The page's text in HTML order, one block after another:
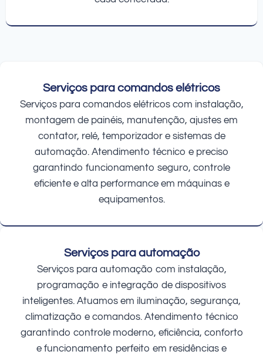
Serviços para comandos elétricos
Serviços para comandos elétricos com instalação,
montagem de painéis, manutenção, ajustes em
contator, relé, temporizador e sistemas de
automação. Atendimento técnico e preciso
garantindo funcionamento seguro, controle
eficiente e alta performance em máquinas e
equipamentos.
Serviços para automação
Serviços para automação com instalação,
programação e integração de dispositivos
inteligentes. Atuamos em iluminação, segurança,
climatização e comandos. Atendimento técnico
garantindo controle moderno, eficiência, conforto
e funcionamento perfeito em residências e